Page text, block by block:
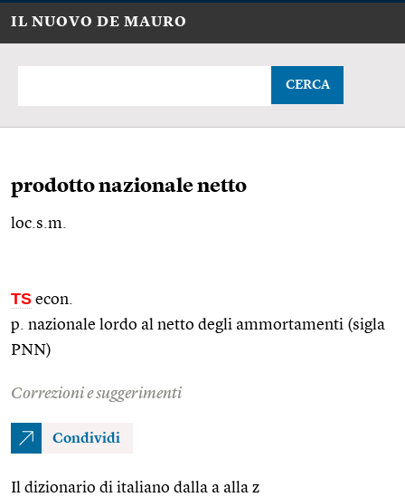
IL NUOVO DE MAURO
CERCA
prodotto nazionale netto
loc.s.m.
TS econ.
p. nazionale lordo al netto degli ammortamenti (sigla
PNN)
Correzioni e suggerimenti
Condividi
Il dizionario di italiano dalla a alla z